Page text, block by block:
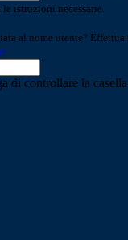
istruzioni necessarie.
al nome utente?
di controllare la